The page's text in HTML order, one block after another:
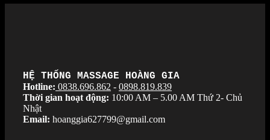
HỆ THỐNG MASSAGE HOÀNG GIA
Hotline: 0838.696.862 - 0898.819.839
Thời gian hoạt động: 10:00 AM – 5.00 AM Thứ 2- Chủ
Nhật
Email: hoanggia627799@gmail.com